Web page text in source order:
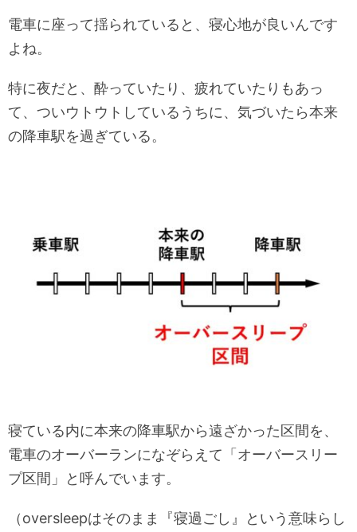
電車に座って揺られていると、寝心地が良いんです
よね。
特に夜だと、酔っていたり、疲れていたりもあっ
て、ついウトウトしているうちに、気づいたら本来
の降車駅を過ぎている。
寝ている内に本来の降車駅から遠ざかった区間を、
電車のオーバーランになぞらえて「オーバースリー
プ区間」と呼んでいます。
（oversleepはそのまま『寝過ごし』という意味らし